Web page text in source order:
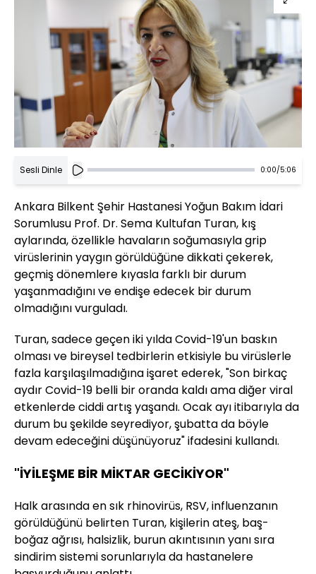
Sesli Dinle 0:00/5:06
Ankara Bilkent Şehir Hastanesi Yoğun Bakım İdari
Sorumlusu Prof. Dr. Sema Kultufan Turan, kış
aylarında, özellikle havaların soğumasıyla grip
virüslerinin yaygın görüldüğüne dikkati çekerek,
geçmiş dönemlere kıyasla farklı bir durum
yaşanmadığını ve endişe edecek bir durum
olmadığını vurguladı.
Turan, sadece geçen iki yılda Covid-19'un baskın
olması ve bireysel tedbirlerin etkisiyle bu virüslerle
fazla karşılaşılmadığına işaret ederek, "Son birkaç
aydır Covid-19 belli bir oranda kaldı ama diğer viral
etkenlerde ciddi artış yaşandı. Ocak ayı itibarıyla da
durum bu şekilde seyrediyor, şubatta da böyle
devam edeceğini düşünüyoruz" ifadesini kullandı.
"İYİLEŞME BİR MİKTAR GECİKİYOR"
Halk arasında en sık rhinovirüs, RSV, influenzanın
görüldüğünü belirten Turan, kişilerin ateş, baş-
boğaz ağrısı, halsizlik, burun akıntısının yanı sıra
sindirim sistemi sorunlarıyla da hastanelere